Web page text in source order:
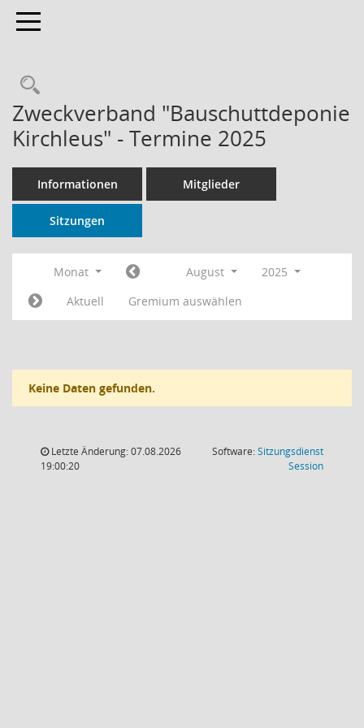
Toggle navigation
Rechercheauswahl
Zweckverband "Bauschuttdeponie
Kirchleus" - Termine 2025
Informationen Mitglieder
Sitzungen
Monat August
2025
Aktuell
Gremium auswählen
Keine Daten gefunden.
Letzte Änderung: 07.08.2026
19:00:20
Software:Sitzungsdienst
Session(Wird in